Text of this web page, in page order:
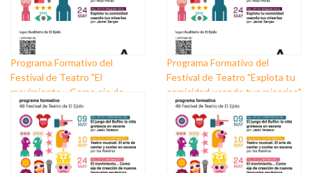
Programa Formativo del
Festival de Teatro "El
movimiento... Como eje de
creación de nuevos lenguajes
escénicos"
Programa Formativo del
Festival de Teatro "Explota tu
comicidad usando tus miserias"